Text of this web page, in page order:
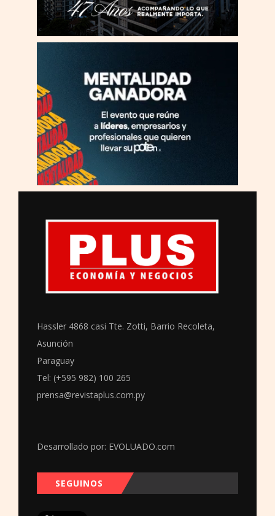
Hassler 4868 casi Tte. Zotti, Barrio Recoleta,
Asunción
Paraguay
Tel: (+595 982) 100 265
prensa@revistaplus.com.py
Desarrollado por: EVOLUADO.com
SEGUINOS